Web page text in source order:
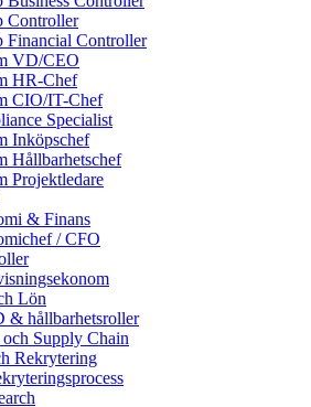
Controller
Financial Controller
VD/CEO
HR-Chef
CIO/IT-Chef
Specialist
Inköpschef
Hållbarhetschef
Projektledare
& Finans
/ CFO
Lön
& hållbarhetsroller
Supply Chain
Rekrytering